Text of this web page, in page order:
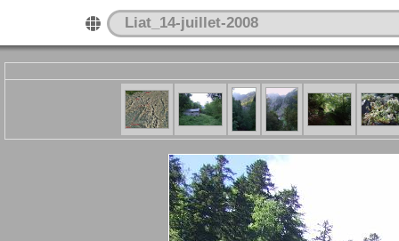
Liat_14-juillet-2008